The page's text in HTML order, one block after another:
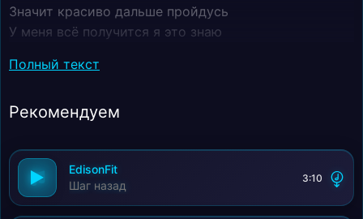
Значит красиво дальше пройдусь
У меня всё получится я это знаю
Всё что хочу самом мне идёт
Полный текст
Рекомендуем
EdisonFit
Шаг назад
3:10